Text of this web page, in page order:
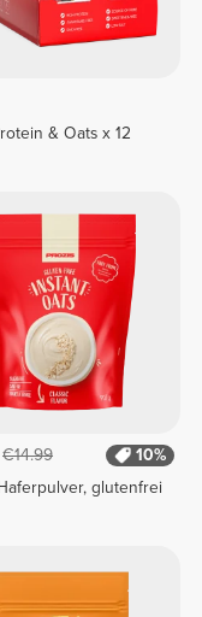
& Oats x 12
€14.99
10%
glutenfrei